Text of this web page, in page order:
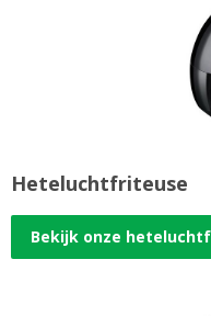
Heteluchtfriteuse
Bekijk onze